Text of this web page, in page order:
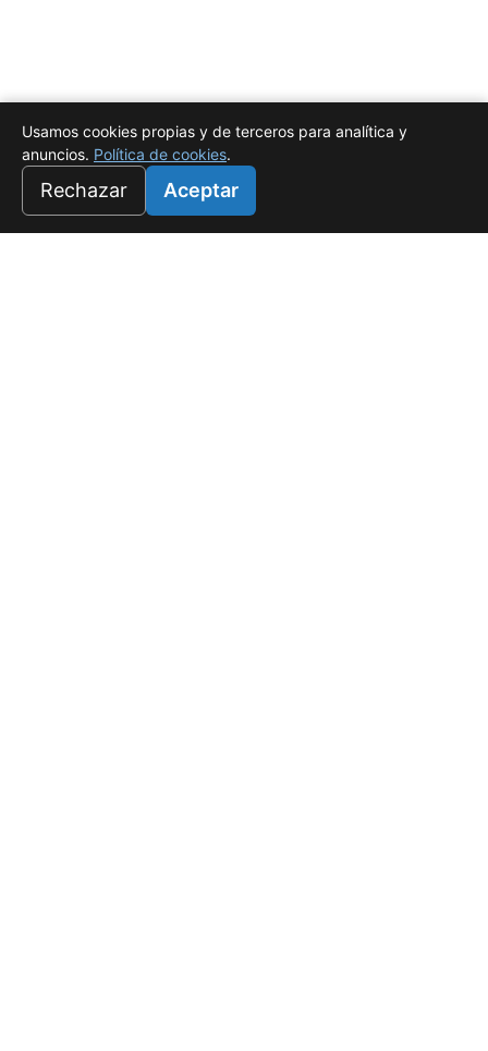
Usamos cookies propias y de terceros para analítica y
anuncios. Política de cookies.
Rechazar Aceptar